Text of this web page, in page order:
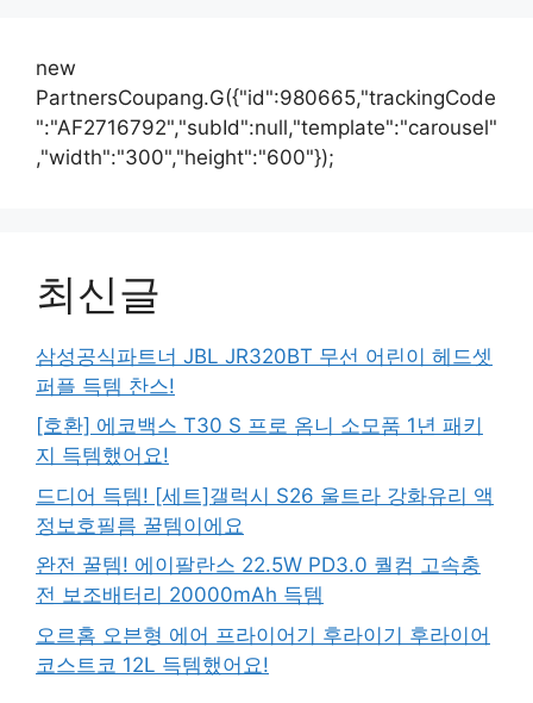
new
PartnersCoupang.G({"id":980665,"trackingCode
":"AF2716792","subId":null,"template":"carousel"
,"width":"300","height":"600"});
최신글
삼성공식파트너 JBL JR320BT 무선 어린이 헤드셋
퍼플 득템 찬스!
[호환] 에코백스 T30 S 프로 옴니 소모품 1년 패키
지 득템했어요!
드디어 득템! [세트]갤럭시 S26 울트라 강화유리 액
정보호필름 꿀템이에요
완전 꿀템! 에이팔란스 22.5W PD3.0 퀄컴 고속충
전 보조배터리 20000mAh 득템
오르홈 오븐형 에어 프라이어기 후라이기 후라이어
코스트코 12L 득템했어요!